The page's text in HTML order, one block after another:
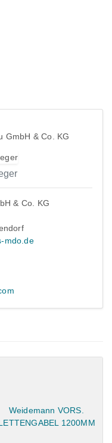
GmbH & Co. KG
& Co. KG
mdo.de